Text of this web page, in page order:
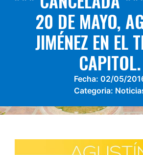
20 DE MAYO,
JIMÉNEZ EN EL
CAPITOL.
Fecha: 02/05/
Categoria: